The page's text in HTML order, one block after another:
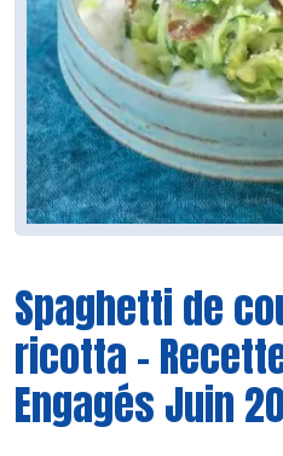
Spaghetti de
ricotta -
Engagés Juin